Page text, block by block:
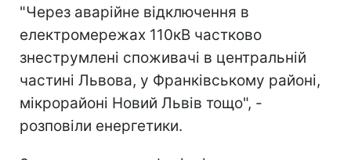
"Через аварійне відключення в
електромережах 110кВ частково
знеструмлені споживачі в центральній
частині Львова, у Франківському районі,
мікрорайоні Новий Львів тощо", -
розповіли енергетики.